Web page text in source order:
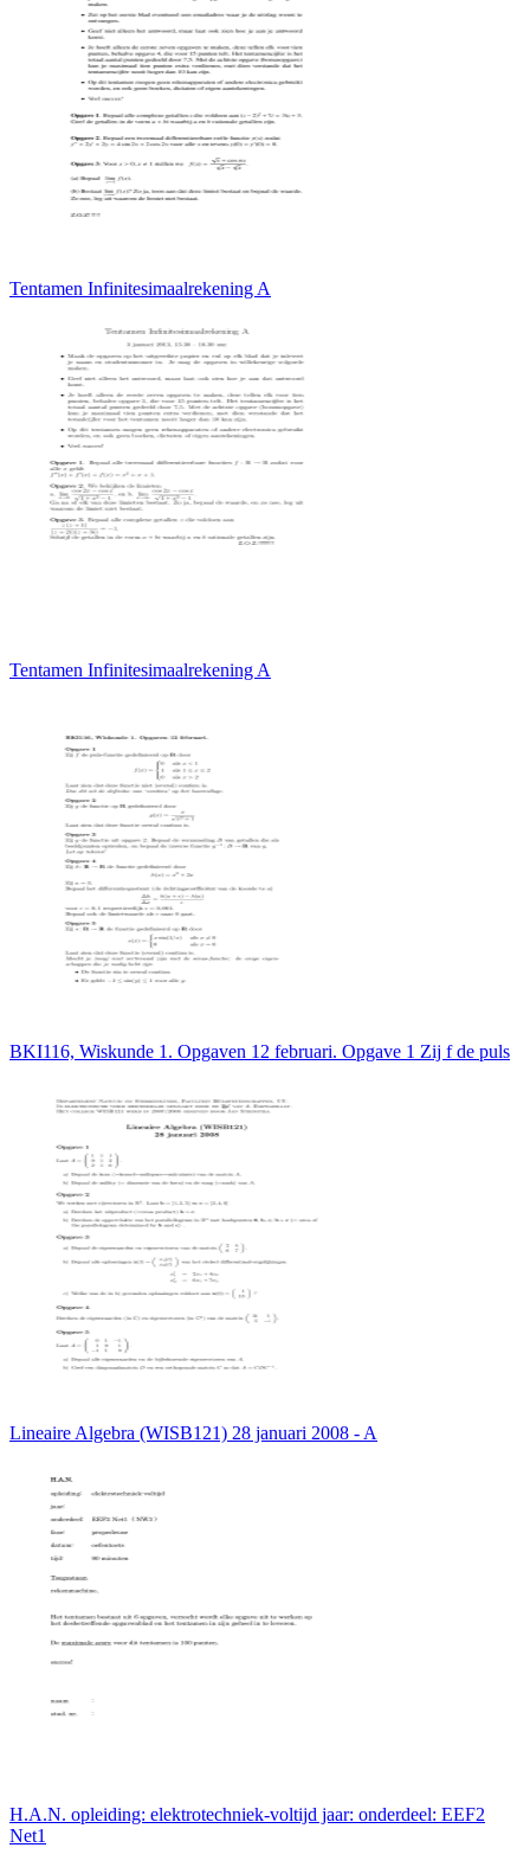
Tentamen Infinitesimaalrekening A
Tentamen Infinitesimaalrekening A
BKI116, Wiskunde 1. Opgaven 12 februari. Opgave 1 Zij f de puls
Lineaire Algebra (WISB121) 28 januari 2008 - A
H.A.N. opleiding: elektrotechniek-voltijd jaar: onderdeel: EEF2
Net1